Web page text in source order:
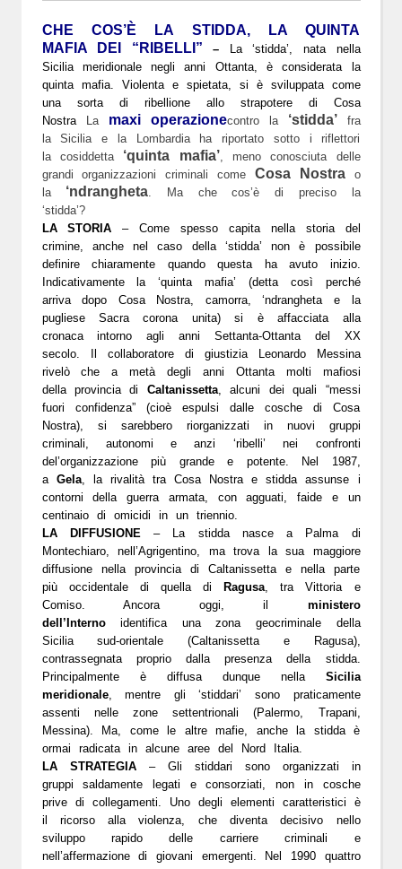
CHE COS’È LA STIDDA, LA QUINTA
MAFIA DEI “RIBELLI”
–
La ‘stidda’, nata nella
Sicilia meridionale negli anni Ottanta, è considerata la
quinta mafia. Violenta e spietata, si è sviluppata come
una sorta di ribellione allo strapotere di Cosa
Nostra
La maxi operazionecontro la‘stidda’ fra
la Sicilia e la Lombardia ha riportato sotto i riflettori
la cosiddetta ‘quinta mafia’, meno conosciuta delle
grandi organizzazioni criminali come Cosa Nostrao
la‘ndrangheta. Ma che cos’è di preciso la
‘stidda’?
LA STORIA – Come spesso capita nella storia del
crimine, anche nel caso della ‘stidda’ non è possibile
definire chiaramente quando questa ha avuto inizio.
Indicativamente la ‘quinta mafia’ (detta così perché
arriva dopo Cosa Nostra, camorra, ‘ndrangheta e la
pugliese Sacra corona unita) si è affacciata alla
cronaca intorno agli anni Settanta-Ottanta del XX
secolo. Il collaboratore di giustizia Leonardo Messina
rivelò che a metà degli anni Ottanta molti mafiosi
della provincia di Caltanissetta, alcuni dei quali “messi
fuori confidenza” (cioè espulsi dalle cosche di Cosa
Nostra), si sarebbero riorganizzati in nuovi gruppi
criminali, autonomi e anzi ‘ribelli’ nei confronti
del’organizzazione più grande e potente. Nel 1987,
a Gela, la rivalità tra Cosa Nostra e stidda assunse i
contorni della guerra armata, con agguati, faide e un
centinaio di omicidi in un triennio.
LA DIFFUSIONE– La stidda nasce a Palma di
Montechiaro, nell’Agrigentino, ma trova la sua maggiore
diffusione nella provincia di Caltanissetta e nella parte
più occidentale di quella di
Ragusa, tra Vittoria e
Comiso. Ancora oggi, il ministero
dell’Internoidentifica una zona geocriminale della
Sicilia sud-orientale (Caltanissetta e Ragusa),
contrassegnata proprio dalla presenza della stidda.
Principalmente è diffusa dunque nella Sicilia
meridionale, mentre gli ‘stiddari’ sono praticamente
assenti nelle zone settentrionali (Palermo, Trapani,
Messina). Ma, come le altre mafie, anche la stidda è
ormai radicata in alcune aree del Nord Italia.
LA STRATEGIA– Gli stiddari sono organizzati in
gruppi saldamente legati e consorziati, non in cosche
prive di collegamenti. Uno degli elementi caratteristici è
il ricorso alla violenza, che diventa decisivo nello
sviluppo rapido delle carriere criminali e
nell’affermazione di giovani emergenti. Nel 1990 quattro